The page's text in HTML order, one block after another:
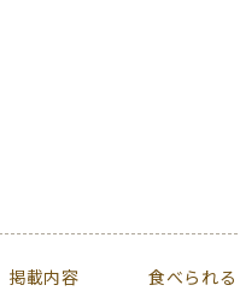
載内容
食べられ